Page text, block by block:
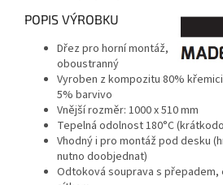
POPIS VÝROBKU
Dřez pro horní montáž,
oboustranný
Vyroben z kompozitu 80%
5% barvivo
Vnější rozměr: 1000 x 510 mm
Tepelná odolnost 180°C
Vhodný i pro montáž pod desku
nutno doobjednat)
Odtoková souprava s přepadem,